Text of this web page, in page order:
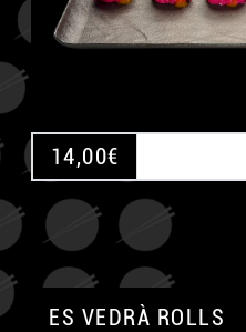
14,00€
ES VEDRÀ ROLLS